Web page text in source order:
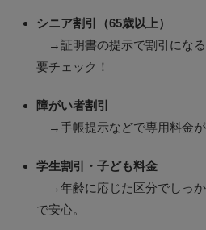
シニア割引（65歳以上）
→証明書の提示で割引になる
要チェック！
障がい者割引
→手帳提示などで専用料金が
学生割引・子ども料金
→年齢に応じた区分でしっ
で安心。